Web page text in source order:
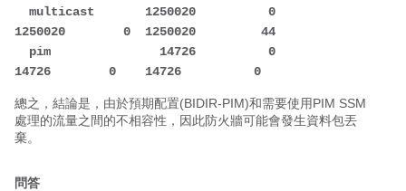
multicast       1250020          0
1250020        0  1250020         44
pim               14726          0
14726        0    14726          0
總之，結論是，由於預期配置(BIDIR-PIM)和需要使用PIM SSM
處理的流量之間的不相容性，因此防火牆可能會發生資料包丟
棄。
問答